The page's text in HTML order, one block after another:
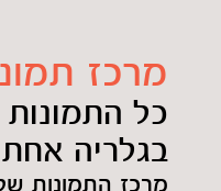
מרכז
כל התמונות
בגלריה אחת
מרכז התמונות